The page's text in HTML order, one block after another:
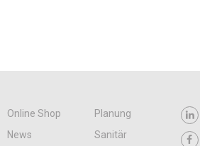
Online Shop
Planung
News
Sanitär